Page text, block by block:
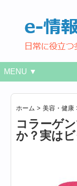
MENU ▼
ホーム >美容・健康
コラーゲ
か？実は